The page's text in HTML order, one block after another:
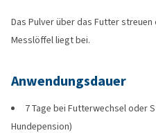
Das Pulver über das Futter
Messlöffel liegt bei.
Anwendungsdauer
7 Tage bei Futterwechsel oder
Hundepension)